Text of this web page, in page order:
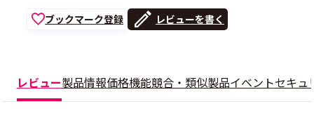
ブックマーク登録 レビューを書く
レビュー製品情報価格機能競合・類似製品イベントセキュ